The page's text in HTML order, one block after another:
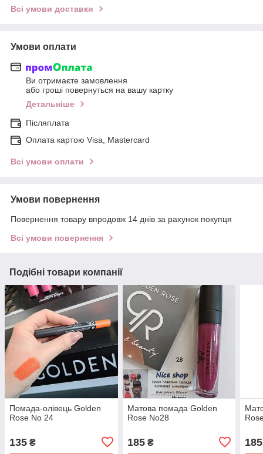
Всі умови доставки
Умови оплати
Ви отримаєте замовлення
або гроші повернуться на вашу картку
Детальніше
Післяплата
Оплата картою Visa, Mastercard
Всі умови оплати
Умови повернення
Повернення товару впродовж 14 днів за рахунок покупця
Всі умови повернення
Подібні товари компанії
Помада-олівець Golden
Rose No 24
135 ₴
Матова помада Golden
Rose No28
185₴ 185